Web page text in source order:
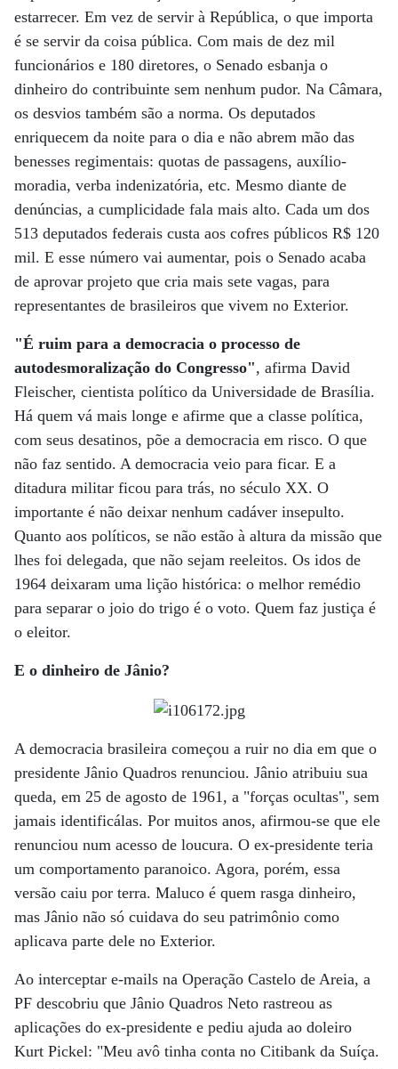
estarrecer. Em vez de servir à República, o que importa
é se servir da coisa pública. Com mais de dez mil
funcionários e 180 diretores, o Senado esbanja o
dinheiro do contribuinte sem nenhum pudor. Na Câmara,
os desvios também são a norma. Os deputados
enriquecem da noite para o dia e não abrem mão das
benesses regimentais: quotas de passagens, auxílio-
moradia, verba indenizatória, etc. Mesmo diante de
denúncias, a cumplicidade fala mais alto. Cada um dos
513 deputados federais custa aos cofres públicos R$ 120
mil. E esse número vai aumentar, pois o Senado acaba
de aprovar projeto que cria mais sete vagas, para
representantes de brasileiros que vivem no Exterior.
"É ruim para a democracia o processo de
autodesmoralização do Congresso", afirma David
Fleischer, cientista político da Universidade de Brasília.
Há quem vá mais longe e afirme que a classe política,
com seus desatinos, põe a democracia em risco. O que
não faz sentido. A democracia veio para ficar. E a
ditadura militar ficou para trás, no século XX. O
importante é não deixar nenhum cadáver insepulto.
Quanto aos políticos, se não estão à altura da missão que
lhes foi delegada, que não sejam reeleitos. Os idos de
1964 deixaram uma lição histórica: o melhor remédio
para separar o joio do trigo é o voto. Quem faz justiça é
o eleitor.
E o dinheiro de Jânio?
A democracia brasileira começou a ruir no dia em que o
presidente Jânio Quadros renunciou. Jânio atribuiu sua
queda, em 25 de agosto de 1961, a "forças ocultas", sem
jamais identificálas. Por muitos anos, afirmou-se que ele
renunciou num acesso de loucura. O ex-presidente teria
um comportamento paranoico. Agora, porém, essa
versão caiu por terra. Maluco é quem rasga dinheiro,
mas Jânio não só cuidava do seu patrimônio como
aplicava parte dele no Exterior.
Ao interceptar e-mails na Operação Castelo de Areia, a
PF descobriu que Jânio Quadros Neto rastreou as
aplicações do ex-presidente e pediu ajuda ao doleiro
Kurt Pickel: "Meu avô tinha conta no Citibank da Suíça.